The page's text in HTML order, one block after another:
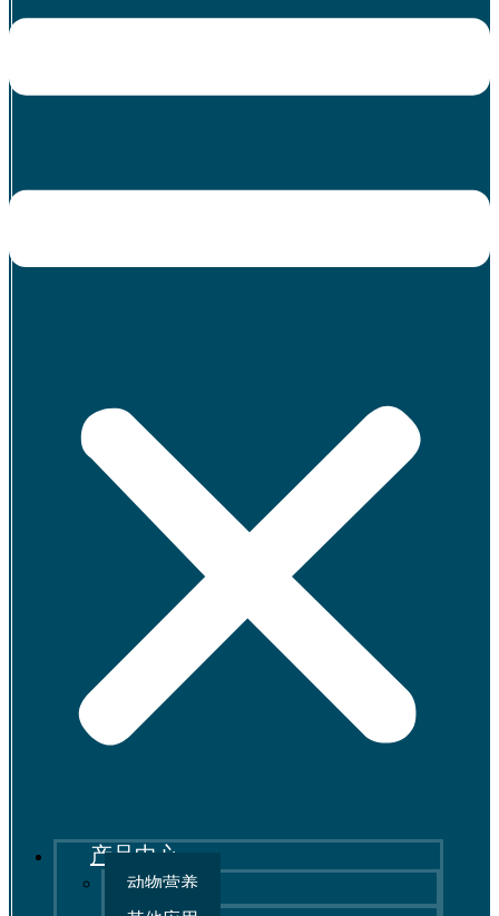
产品中心
动物营养